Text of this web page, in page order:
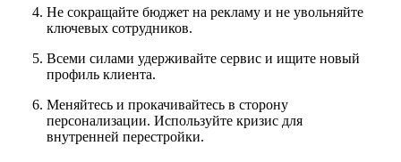
Не сокращайте бюджет на рекламу и не увольняйте
ключевых сотрудников.
Всеми силами удерживайте сервис и ищите новый
профиль клиента.
Меняйтесь и прокачивайтесь в сторону
персонализации. Используйте кризис для
внутренней перестройки.